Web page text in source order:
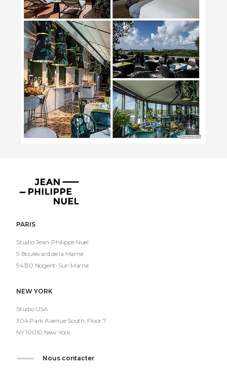
Jean-
Philippe
PARIS
Studio Jean-Philippe Nuel
9 Boulevard de la Marne
94130 Nogent-Sur-Marne
NEW YORK
Studio USA
304 Park Avenue South, Floor 7
NY 10010 New York
Nous contacter